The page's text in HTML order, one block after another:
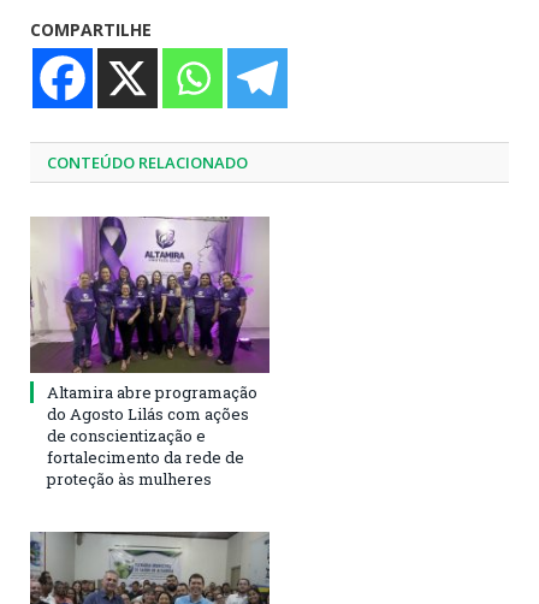
COMPARTILHE
CONTEÚDO RELACIONADO
Altamira abre programação
do Agosto Lilás com ações
de conscientização e
fortalecimento da rede de
proteção às mulheres